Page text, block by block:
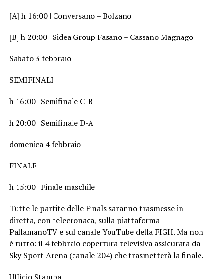
[A] h 16:00 | Conversano – Bolzano
[B] h 20:00 | Sidea Group Fasano – Cassano Magnago
Sabato 3 febbraio
SEMIFINALI
h 16:00 | Semifinale C-B
h 20:00 | Semifinale D-A
domenica 4 febbraio
FINALE
h 15:00 | Finale maschile
Tutte le partite delle Finals saranno trasmesse in
diretta, con telecronaca, sulla piattaforma
PallamanoTV e sul canale YouTube della FIGH. Ma non
è tutto: il 4 febbraio copertura televisiva assicurata da
Sky Sport Arena (canale 204) che trasmetterà la finale.
Ufficio Stampa